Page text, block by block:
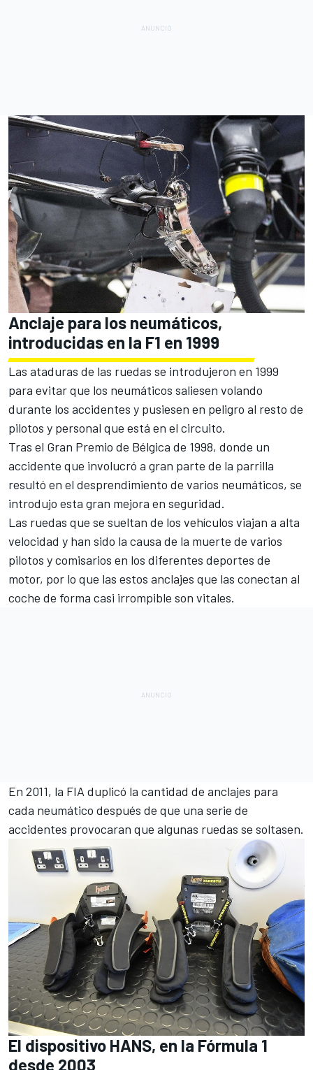
Anclaje para los neumáticos,
introducidas en la F1 en 1999
Las ataduras de las ruedas se introdujeron en 1999
para evitar que los neumáticos saliesen volando
durante los accidentes y pusiesen en peligro al resto de
pilotos y personal que está en el circuito.
Tras el Gran Premio de Bélgica de 1998, donde un
accidente que involucró a gran parte de la parrilla
resultó en el desprendimiento de varios neumáticos, se
introdujo esta gran mejora en seguridad.
Las ruedas que se sueltan de los vehículos viajan a alta
velocidad y han sido la causa de la muerte de varios
pilotos y comisarios en los diferentes deportes de
motor, por lo que las estos anclajes que las conectan al
coche de forma casi irrompible son vitales.
En 2011, la FIA duplicó la cantidad de anclajes para
cada neumático después de que una serie de
accidentes provocaran que algunas ruedas se soltasen.
El dispositivo HANS, en la Fórmula 1
desde 2003